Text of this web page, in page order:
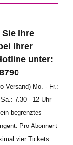
Ihre
Ihrer
unter:
Versand) Mo. - Fr.:
7.30 - 12 Uhr
begrenztes
Pro Abonnent
vier Tickets